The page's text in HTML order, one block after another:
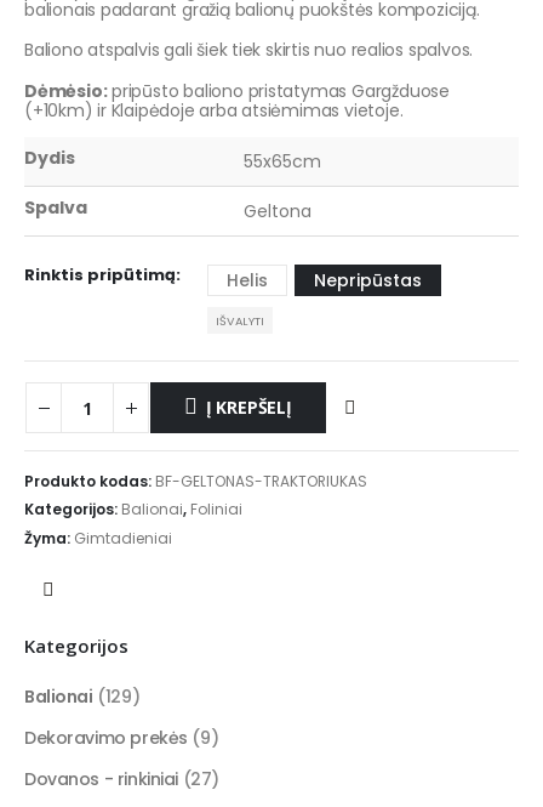
balionais padarant gražią balionų puokštės kompoziciją.
Baliono atspalvis gali šiek tiek skirtis nuo realios spalvos.
Dėmėsio:pripūsto baliono pristatymas Gargžduose
(+10km) ir Klaipėdoje arba atsiėmimas vietoje.
Dydis
55x65cm
Spalva
Geltona
Rinktis pripūtimą Helis Nepripūstas
IŠVALYTI
Į KREPŠELĮ
Produkto kodas: BF-GELTONAS-TRAKTORIUKAS
Kategorijos: Balionai, Foliniai
Žyma: Gimtadieniai
Kategorijos
Balionai (129)
Dekoravimo prekės (9)
Dovanos - rinkiniai (27)